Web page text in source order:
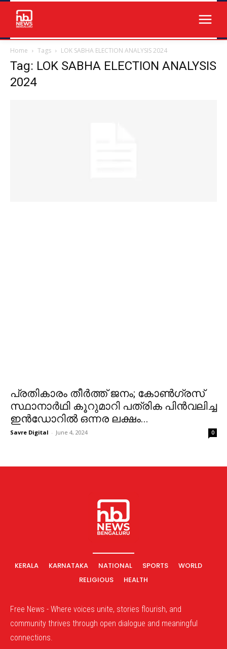
Home Tags LOK SABHA ELECTION ANALYSIS 2024
Tag: LOK SABHA ELECTION ANALYSIS
2024
പ്രതികാരം തീര്‍ത്ത് ജനം; കോൺഗ്രസ്
സ്ഥാനാർഥി കൂറുമാറി പത്രിക പിൻവലിച്ച
ഇൻഡോറിൽ ഒന്നര ലക്ഷം...
Savre Digital - June 4, 2024 0
KERALA KARNATAKA NATIONAL SPORTS
WORLD
RELIGIOUS
HEALTH
Free News - Where voices unite, stories flourish, and
community thrives through open dialogue and meaningful
connections.